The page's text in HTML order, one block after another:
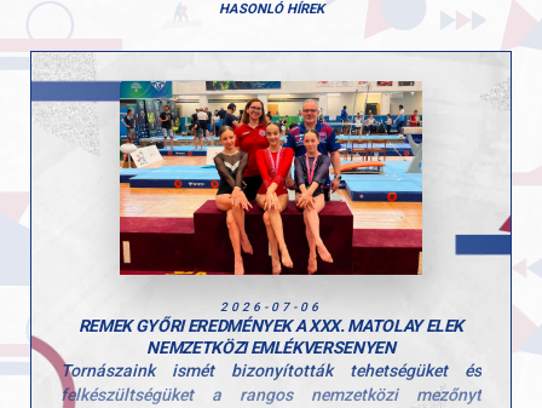
HASONLÓ HÍREK
2026-07-06
REMEK GYŐRI EREDMÉNYEK A XXX. MATOLAY ELEK
NEMZETKÖZI EMLÉKVERSENYEN
Tornászaink ismét bizonyították tehetségüket és
felkészültségüket a rangos nemzetközi mezőnyt